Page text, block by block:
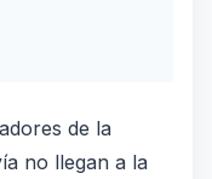
de la
no llegan a la